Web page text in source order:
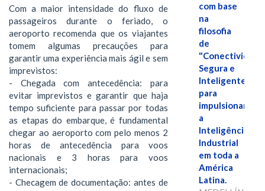
Com a maior intensidade do fluxo de
passageiros durante o feriado, o
aeroporto recomenda que os viajantes
tomem algumas precauções para
garantir uma experiência mais ágil e sem
imprevistos:
- Chegada com antecedência: para
evitar imprevistos e garantir que haja
tempo suficiente para passar por todas
as etapas do embarque, é fundamental
chegar ao aeroporto com pelo menos 2
horas de antecedência para voos
nacionais e 3 horas para voos
internacionais;
- Checagem de documentação: antes de
com base
na
filosofia
de
"Conectividade
Segura e
Inteligente"
para
impulsionar
a
Inteligência
Industrial
em toda a
América
Latina.